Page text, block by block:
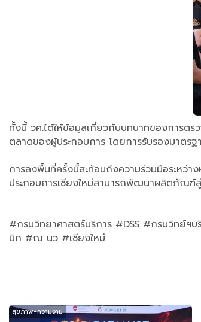
ทั้งนี้ วศ.ได้ให้ข้อมูลเกี่ยวกับบทบาทของการต
ตลาดของผู้ประกอบการ โดยการรับรองมาตร
การลงพื้นที่ครั้งนี้สะท้อนถึงความร่วมมือระหว่า
ประกอบการเชียงใหม่สามารถพัฒนาผลิตภัณฑ์
#กรมวิทยาศาสตร์บริการ #DSS #กรมวิทย์ฯ
มิก #ณ นว #เชียงใหม่
สุขภาพ-ความงาม